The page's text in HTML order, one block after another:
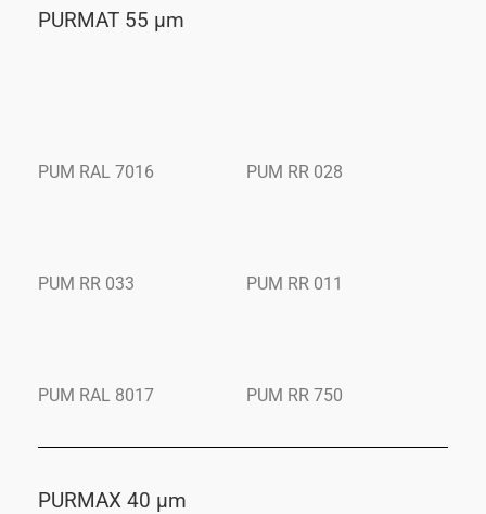
PURMAT 55 μm
PUM RAL 7016
PUM RR 033
PUM RAL 8017
PUM RR 028
PUM RR 011
PUM RR 750
PURMAX 40 μm